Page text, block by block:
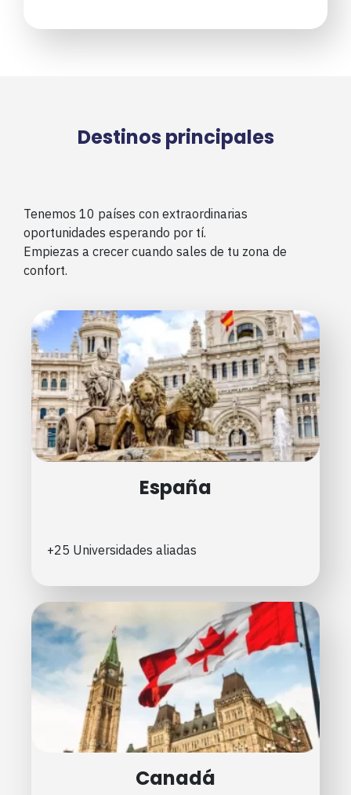
Destinos principales
Tenemos 10 países con extraordinarias
oportunidades esperando por tí.
Empiezas a crecer cuando sales de tu zona de
confort.
España
+25 Universidades aliadas
Canadá